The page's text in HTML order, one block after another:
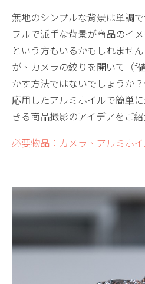
無地のシンプルな背景は単調
フルで派手な背景が商品のイ
という方もいるかもしれませ
が、カメラの絞りを開いて（f
かす方法ではないでしょうか
応用したアルミホイルで簡単
きる商品撮影のアイデアをご紹
必要物品：カメラ、アルミホ